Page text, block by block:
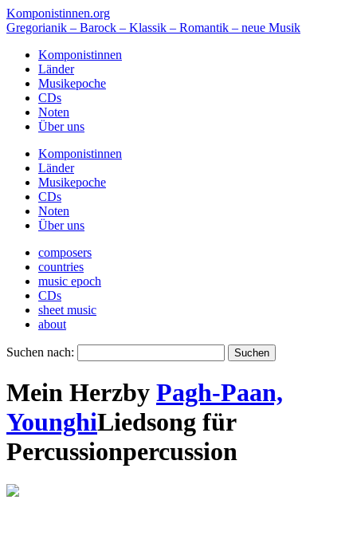
Komponistinnen.org
Gregorianik – Barock – Klassik – Romantik – neue Musik
Komponistinnen
Länder
Musikepoche
CDs
Noten
Über uns
Komponistinnen
Länder
Musikepoche
CDs
Noten
Über uns
composers
countries
music epoch
CDs
sheet music
about
Suchen nach:
Mein Herzby Pagh-Paan,
YounghiLiedsong für
Percussionpercussion